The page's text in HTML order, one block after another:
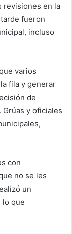
revisiones en la
fueron
incluso
varios
fila y generar
de
y oficiales
con
no se les
un
lo que